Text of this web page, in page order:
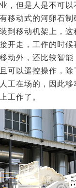
，但是人是不可
移动式的河卵石制
到移动机架上，这
开走，工作的时候
动外，还比较智
可以遥控操作，除
工在场的，因此
工作了。